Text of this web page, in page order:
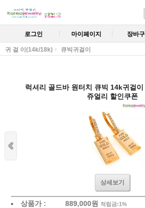
로그인 마이페이지 장바
귀 걸 이(14k/18k) 큐빅귀걸이
럭셔리 골드바 원터치 큐빅 14k귀걸
쥬얼리 할인쿠폰
상세보기
상품가 : 889,000원 적립금:1%